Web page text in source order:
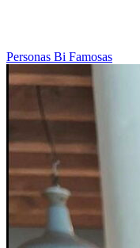
Personas Bi Famosas